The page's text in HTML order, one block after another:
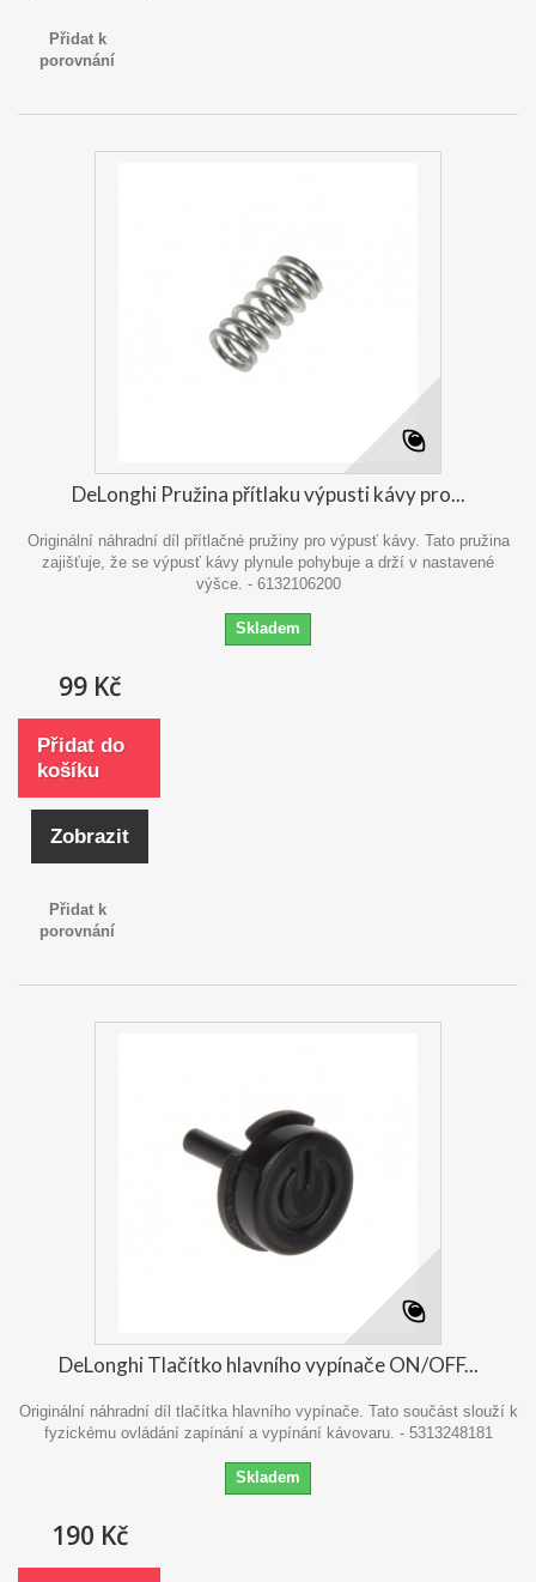
Přidat k
porovnání
DeLonghi Pružina přítlaku výpusti kávy pro...
Originální náhradní díl přítlačné pružiny pro výpusť kávy. Tato pružina
zajišťuje, že se výpusť kávy plynule pohybuje a drží v nastavené
výšce. - 6132106200
Skladem
99 Kč
Přidat do
košíku
Zobrazit
Přidat k
porovnání
DeLonghi Tlačítko hlavního vypínače ON/OFF...
Originální náhradní díl tlačítka hlavního vypínače. Tato součást slouží k
fyzickému ovládání zapínání a vypínání kávovaru. - 5313248181
Skladem
190 Kč